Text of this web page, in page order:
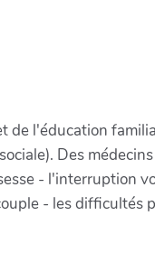
de l'éducation
Des
- l'interruption
- les difficultés